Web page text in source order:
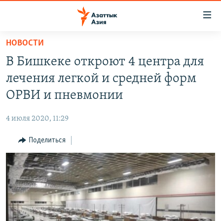
Вернуться
основному
содержанию
Вернутся
главной
Вернутся
поиску
КЫРГЫЗСТАН
ТАДЖИКИСТАН
ВОЙНА В УКРАИНЕ
КЫРГЫЗЧА
ЎЗБЕКЧА
ТОҶИКӢ
TÜRKMENÇE
Все сайты РСЕ/РС
НОВОСТИ
В Бишкеке откроют 4 центра для
лечения легкой и средней форм
ОРВИ и пневмонии
4 июля 2020, 11:29
Поделиться